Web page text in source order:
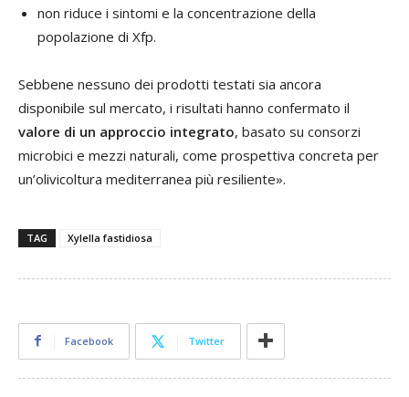
non riduce i sintomi e la concentrazione della
popolazione di Xfp.
Sebbene nessuno dei prodotti testati sia ancora
disponibile sul mercato, i risultati hanno confermato il
valore di un approccio integrato, basato su consorzi
microbici e mezzi naturali, come prospettiva concreta per
un’olivicoltura mediterranea più resiliente».
TAG Xylella fastidiosa
Facebook Twitter